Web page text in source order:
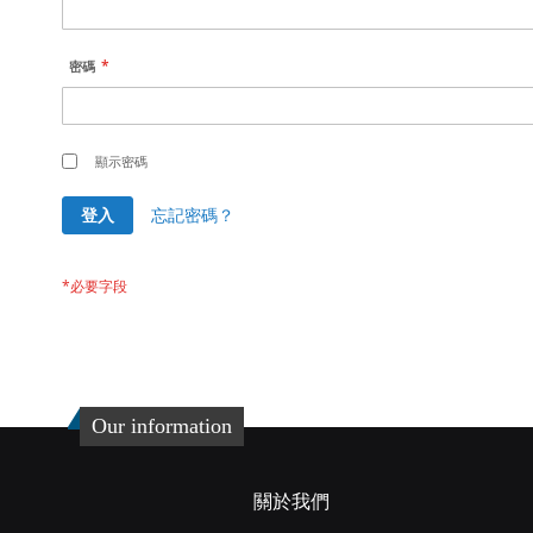
密碼
顯示密碼
登入 忘記密碼？
Our information
關於我們